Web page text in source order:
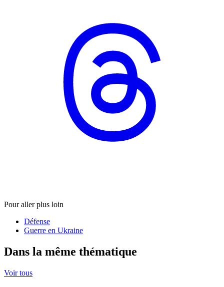
Pour aller plus loin
Défense
Guerre en Ukraine
Dans la même thématique
Voir tous